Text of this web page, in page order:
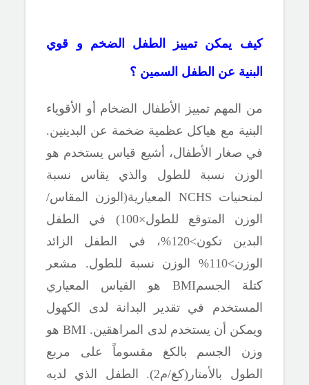
كيف يمكن تمييز الطفل الضخم و قوي
البنية عن الطفل السمين ؟
من المهم تمييز الأطفال الضخام أو الأقوياء
البنية مع هياكل عظمية ضخمة عن البدينين.
في صغار الأطفال، أشيع قياس يستخدم هو
الوزن نسبة للطول والذي يقاس نسبة
لمنحنيات NCHS المعيارية(الوزن المقاس/
الوزن المتوقع للطول×100) في الطفل
البدين تكون>120%، في الطفل الزائد
الوزن>110% الوزن نسبة للطول. مشعر
كتلة الجسمBMI هو القياس المعياري
المستخدم في تقدير البدانة لدى الكهول
ويمكن أن يستخدم لدى المراهقين. BMIهو
وزن الجسم بالكغ مقسوماً على مربع
الطول بالأمتار(كغ/م2). الطفل الذي لديه